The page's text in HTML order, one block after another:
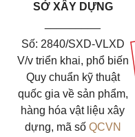
SỞ XÂY DỰNG
Số: 2840/SXD-VLXD
V/v triển khai, phổ biến
Quy chuẩn kỹ thuật
quốc gia về sản phẩm,
hàng hóa vật liệu xây
dựng, mã số QCVN